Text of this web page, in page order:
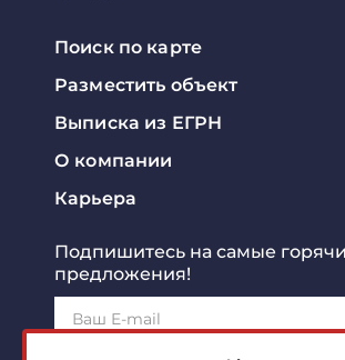
Поиск по карте
Разместить объект
Выписка из ЕГРН
О компании
Карьера
Подпишитесь на самые
предложения!